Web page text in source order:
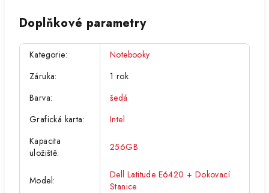
Doplňkové parametry
Kategorie:
Notebooky
Záruka:
1 rok
Barva:
šedá
Grafická karta:
Intel
Kapacita
uložiště: 256GB
Model:
Dell Latitude E6420 + Dokovací
Stanice